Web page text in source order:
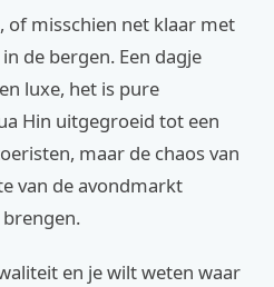
of misschien net klaar met
de bergen. Een dagje
luxe, het is pure
Hin uitgegroeid tot een
maar de chaos van
van de avondmarkt
en je wilt weten waar